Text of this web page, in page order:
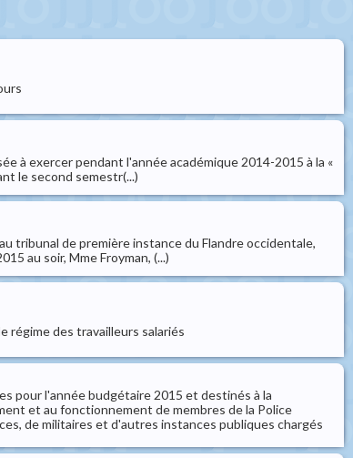
à exercer pendant l'année académique 2014-2015 à la «
le second semestr(...)
tribunal de première instance du Flandre occidentale,
au soir, Mme Froyman, (...)
régime des travailleurs salariés
pour l'année budgétaire 2015 et destinés à la
et au fonctionnement de membres de la Police
de militaires et d'autres instances publiques chargés